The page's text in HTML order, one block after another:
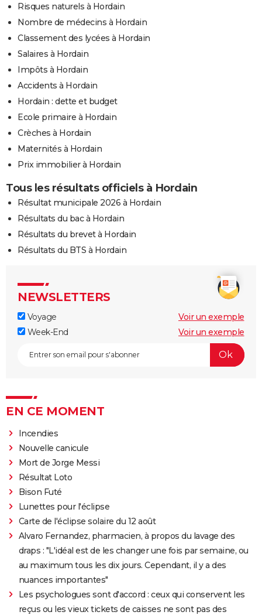
Risques naturels à Hordain
Nombre de médecins à Hordain
Classement des lycées à Hordain
Salaires à Hordain
Impôts à Hordain
Accidents à Hordain
Hordain : dette et budget
Ecole primaire à Hordain
Crèches à Hordain
Maternités à Hordain
Prix immobilier à Hordain
Tous les résultats officiels à Hordain
Résultat municipale 2026 à Hordain
Résultats du bac à Hordain
Résultats du brevet à Hordain
Résultats du BTS à Hordain
NEWSLETTERS
Voyage
Voir un exemple
Week-End
Voir un exemple
EN CE MOMENT
Incendies
Nouvelle canicule
Mort de Jorge Messi
Résultat Loto
Bison Futé
Lunettes pour l'éclipse
Carte de l'éclipse solaire du 12 août
Alvaro Fernandez, pharmacien, à propos du lavage des
draps : "L'idéal est de les changer une fois par semaine, ou
au maximum tous les dix jours. Cependant, il y a des
nuances importantes"
Les psychologues sont d'accord : ceux qui conservent les
reçus ou les vieux tickets de caisses ne sont pas des